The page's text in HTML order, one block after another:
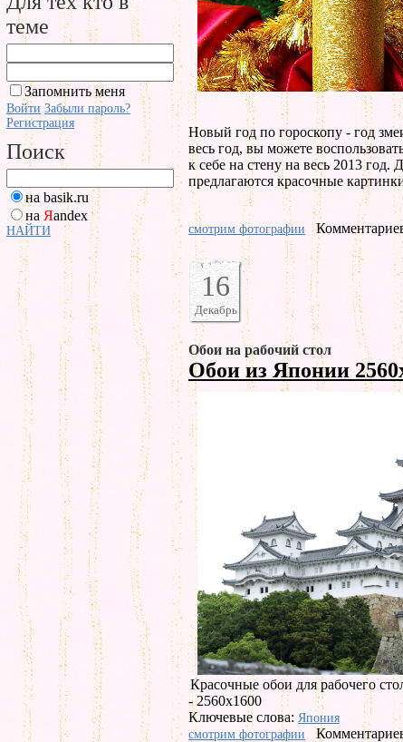
теме
Запомнить меня
Войти Забыли пароль?
Регистрация
Поиск
на basik.ru
на Яandex
НАЙТИ
Новый год по гороскопу - год
весь год, вы можете
к себе на стену на весь 2013 год.
предлагаются красочные
смотрим фотографии
16
Декабрь
Обои на рабочий стол
Обои из Японии
Красочные обои для рабочего
- 2560x1600
Ключевые слова: Япония
смотрим фотографии